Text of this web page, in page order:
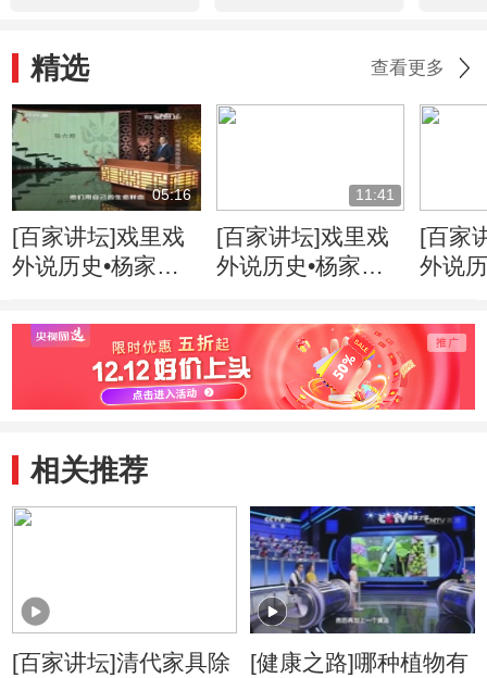
精选 查看更多
05:16
[百家讲坛]戏里戏
外说历史•杨家将
11:41
[百家讲坛]戏里戏
外说历史•杨家将
[百家
外说
相关推荐
[百家讲坛]清代家具除
[健康之路]哪种植物有